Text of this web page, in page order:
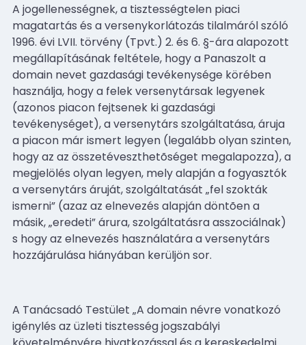
A jogellenességnek, a tisztességtelen piaci
magatartás és a versenykorlátozás tilalmáról szóló
1996. évi LVII. törvény (Tpvt.) 2. és 6. §-ára alapozott
megállapításának feltétele, hogy a Panaszolt a
domain nevet gazdasági tevékenysége körében
használja, hogy a felek versenytársak legyenek
(azonos piacon fejtsenek ki gazdasági
tevékenységet), a versenytárs szolgáltatása, áruja
a piacon már ismert legyen (legalább olyan szinten,
hogy az az összetéveszthetõséget megalapozza), a
megjelölés olyan legyen, mely alapján a fogyasztók
a versenytárs áruját, szolgáltatását „fel szokták
ismerni” (azaz az elnevezés alapján döntõen a
másik, „eredeti” árura, szolgáltatásra asszociálnak)
s hogy az elnevezés használatára a versenytárs
hozzájárulása hiányában kerüljön sor.
A Tanácsadó Testület „A domain névre vonatkozó
igénylés az üzleti tisztesség jogszabályi